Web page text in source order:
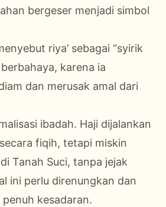
bergeser menjadi simbol
riya’ sebagai “syirik
karena ia
dan merusak amal dari
ibadah. Haji dijalankan
fiqih, tetapi miskin
Tanah Suci, tanpa jejak
ini perlu direnungkan dan
kesadaran.